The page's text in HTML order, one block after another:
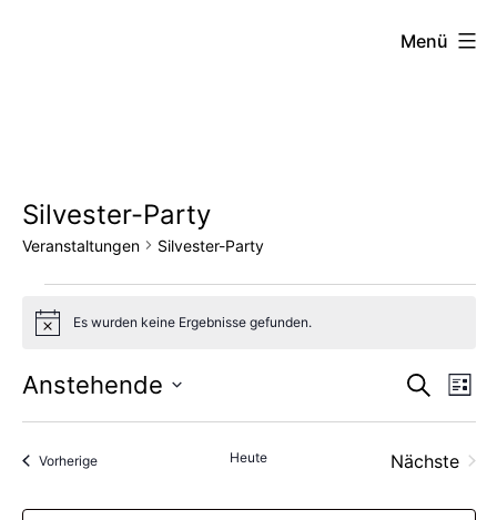
Menü
Silvester-Party
Veranstaltungen Silvester-Party
Veranstaltungen
HinweisEs wurden keine Ergebnisse gefunden.
SucheListe
Anstehende
Datum
wählen.
VorherigeVeranstaltungen Heute
Nächste